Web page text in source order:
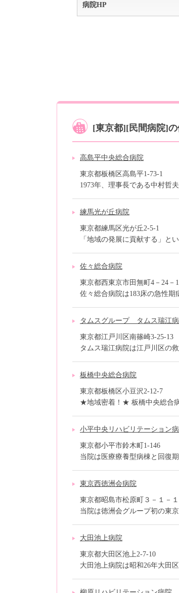
病院HP
[東京都][民間病院]
高島平中央総合病院
東京都板橋区高島平1-73-1
1973年、理事長である中村哲
練馬光が丘病院
東京都練馬区光が丘2-5-1
「地域の発展に貢献する」と
佐々総合病院
東京都西東京市田無町4－24－
佐々総合病院は183床の急性期
タムスグループ タムス瑞江
東京都江戸川区南篠崎3-25-13
タムス瑞江病院は江戸川区の
板橋中央総合病院
東京都板橋区小豆沢2-12-7
★地域密着！★ 板橋中央総合病
小平中央リハビリテーション
東京都小平市鈴木町1-146
当院は医療療養型病棟と回復
東京西徳洲会病院
東京都昭島市松原町３－１－１
当院は徳洲会グループ初の東
大田池上病院
東京都大田区池上2-7-10
大田池上病院は昭和26年大田